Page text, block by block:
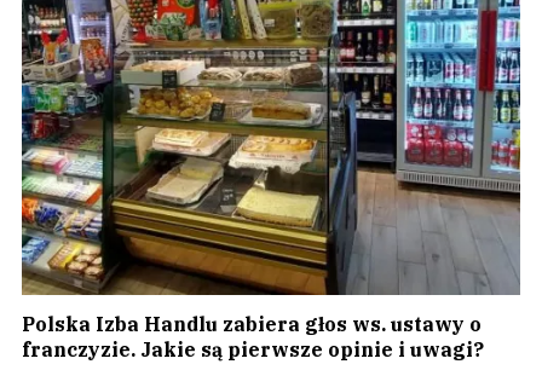
Polska Izba Handlu zabiera głos ws. ustawy o
franczyzie. Jakie są pierwsze opinie i uwagi?